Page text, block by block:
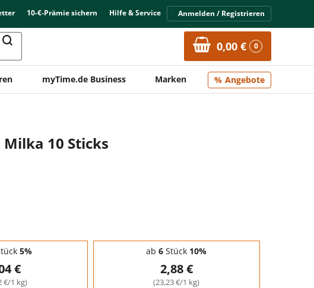
10-€-Prämie sichern Hilfe & Service Anmelden / Registrieren
0,00 € 0
myTime.de Business Marken Angebote
Milka 10 Sticks
5%
€
€/1 kg)
ab 6 Stück 10%
2,88 €
(23,23 €/1 kg)